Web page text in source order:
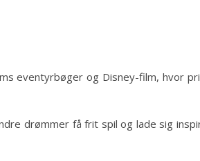
eventyrbøger og Disney-film, hvor
drømmer få frit spil og lade sig